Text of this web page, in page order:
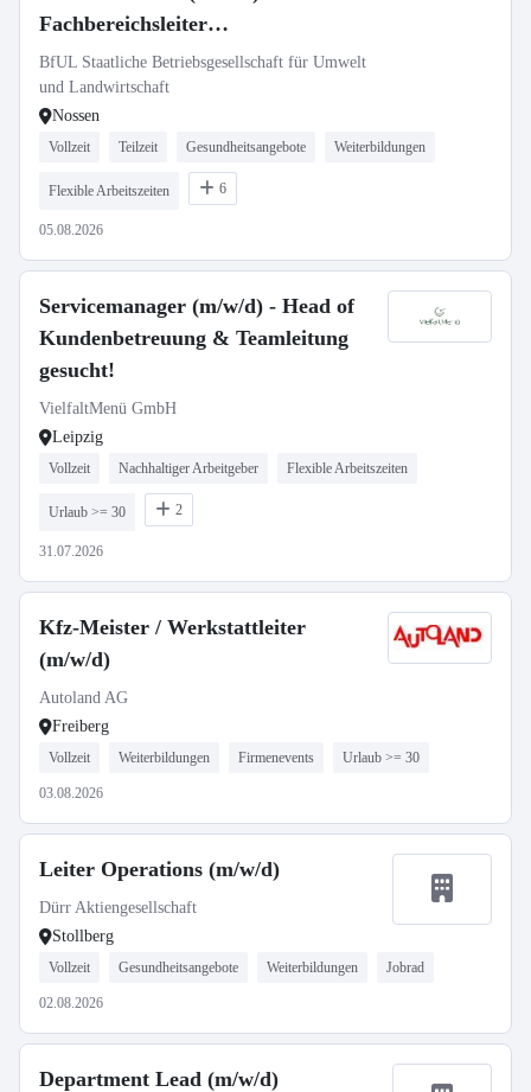
Fachbereichsleiter
„Gewässergütemessstationen,
Probenlogistik, LIMS“
BfUL Staatliche Betriebsgesellschaft für Umwelt
und Landwirtschaft
Nossen
Vollzeit Teilzeit Gesundheitsangebote Weiterbildungen
Flexible Arbeitszeiten 6
05.08.2026
Servicemanager (m/w/d) - Head of
Kundenbetreuung & Teamleitung
gesucht!
VielfaltMenü GmbH
Leipzig
Vollzeit Nachhaltiger Arbeitgeber Flexible Arbeitszeiten
Urlaub >= 30 2
31.07.2026
Kfz-Meister / Werkstattleiter
(m/w/d)
Autoland AG
Freiberg
Vollzeit Weiterbildungen Firmenevents Urlaub >= 30
03.08.2026
Leiter Operations (m/w/d)
Dürr Aktiengesellschaft
Stollberg
Vollzeit Gesundheitsangebote Weiterbildungen Jobrad
02.08.2026
Department Lead (m/w/d)